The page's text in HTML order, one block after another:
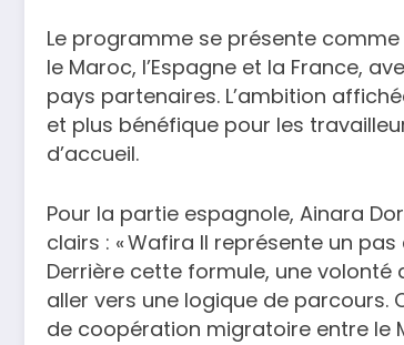
Le programme se présente
le Maroc, l’Espagne et la France,
pays partenaires. L’ambition
et plus bénéfique pour les
d’accueil.
Pour la partie espagnole, Ainara
clairs : « Wafira II représente un
Derrière cette formule, une
aller vers une logique de parcours.
de coopération migratoire entre le